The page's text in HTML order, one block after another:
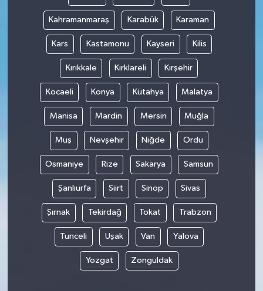
Kahramanmaraş Karabük Karaman
Kars Kastamonu Kayseri Kilis
Kırıkkale Kırklareli Kırşehir
Kocaeli Konya Kütahya Malatya
Manisa Mardin Mersin Muğla
Muş Nevşehir Niğde Ordu
Osmaniye Rize Sakarya Samsun
Şanlıurfa Siirt Sinop Sivas
Şırnak Tekirdağ Tokat Trabzon
Tunceli Uşak Van Yalova
Yozgat Zonguldak